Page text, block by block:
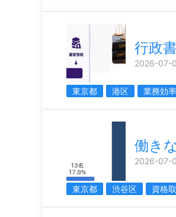
行政
2026-07-
東京都 港区 業務効
働き
2026-07-
東京都 渋谷区 資格